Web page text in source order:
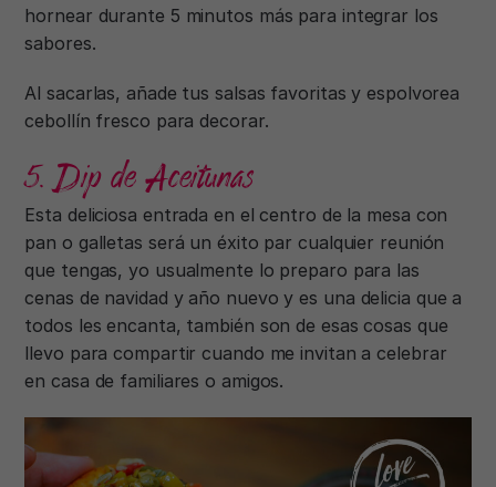
hornear durante 5 minutos más para integrar los
sabores.
Al sacarlas, añade tus salsas favoritas y espolvorea
cebollín fresco para decorar.
5. Dip de Aceitunas
Esta deliciosa entrada en el centro de la mesa con
pan o galletas será un éxito par cualquier reunión
que tengas, yo usualmente lo preparo para las
cenas de navidad y año nuevo y es una delicia que a
todos les encanta, también son de esas cosas que
llevo para compartir cuando me invitan a celebrar
en casa de familiares o amigos.